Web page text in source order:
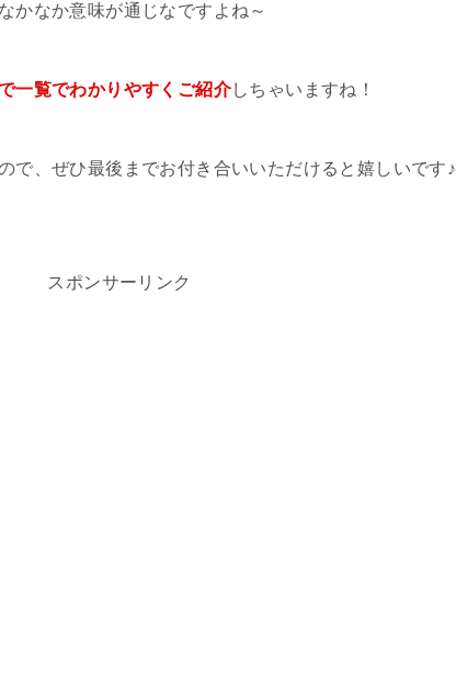
かなか意味が通じなですよね～
一覧でわかりやすくご紹介しちゃいますね！
で、ぜひ最後までお付き合いいただけると嬉しいです♪
スポンサーリンク